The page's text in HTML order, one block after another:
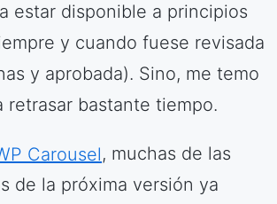
estar disponible a principios
y cuando fuese revisada
y aprobada). Sino, me temo
retrasar bastante tiempo.
Carousel, muchas de las
de la próxima versión ya